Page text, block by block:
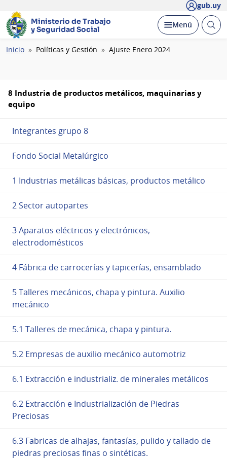
gub.uy
Ministerio de Trabajo
y Seguridad Social
Desplegar
Menú Abrir
Ruta
Inicio Políticas y Gestión Ajuste Enero 2024
8 Industria de productos metálicos, maquinarias y
equipo
Integrantes grupo 8
Fondo Social Metalúrgico
1 Industrias metálicas básicas, productos metálico
2 Sector autopartes
3 Aparatos eléctricos y electrónicos,
electrodomésticos
4 Fábrica de carrocerías y tapicerías, ensamblado
5 Talleres mecánicos, chapa y pintura. Auxilio
mecánico
5.1 Talleres de mecánica, chapa y pintura.
5.2 Empresas de auxilio mecánico automotriz
6.1 Extracción e industrializ. de minerales metálicos
6.2 Extracción e Industrialización de Piedras
Preciosas
6.3 Fabricas de alhajas, fantasías, pulido y tallado de
piedras preciosas finas o sintéticas.